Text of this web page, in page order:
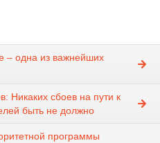
одна из важнейших
Никаких сбоев на пути к
быть не должно
программы